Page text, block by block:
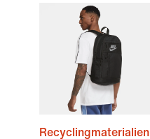
Recyclingmaterialien